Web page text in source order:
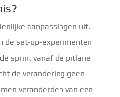
aanpassingen uit.
de set-up-experimenten
sprint vanaf de pitlane
de verandering geen
veranderden van een